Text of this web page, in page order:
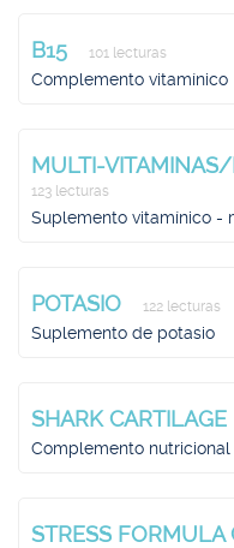
B15 101 lecturas
Complemento vitamínico
MULTI-
123 lecturas
Suplemento vitamínico -
POTASIO 122 lecturas
Suplemento de potasio
SHARK CARTILAGE
Complemento nutricional
STRESS